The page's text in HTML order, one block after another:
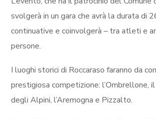
svolgerà in un gara che avrà la durata di
continuative e coinvolgerà – tra atleti e
persone.
I luoghi storici di Roccaraso faranno da
prestigiosa competizione: l’Ombrellone,
degli Alpini, l’Aremogna e Pizzalto.